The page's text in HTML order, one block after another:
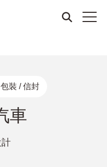
設計、DM設計、菜單設
、LOGO設計
裝 / 信封
車